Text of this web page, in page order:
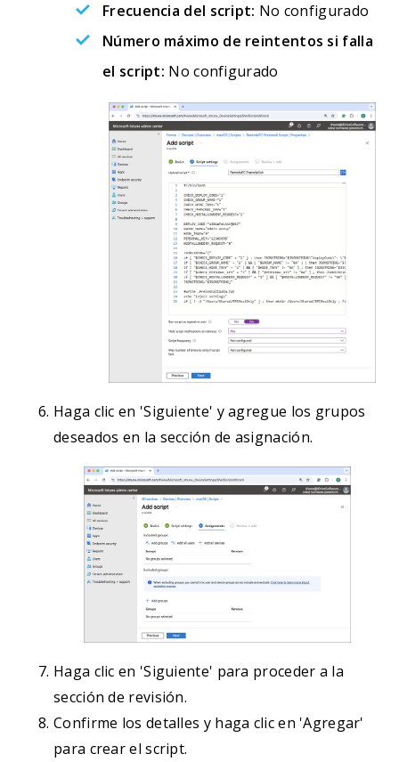
Frecuencia del script: No configurado
Número máximo de reintentos si falla
el script: No configurado
Haga clic en 'Siguiente' y agregue los grupos
deseados en la sección de asignación.
Haga clic en 'Siguiente' para proceder a la
sección de revisión.
Confirme los detalles y haga clic en 'Agregar'
para crear el script.